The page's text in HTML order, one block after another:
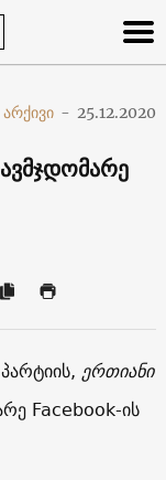
არქივი - 25.12.2020
ერთიანი
Facebook-ის